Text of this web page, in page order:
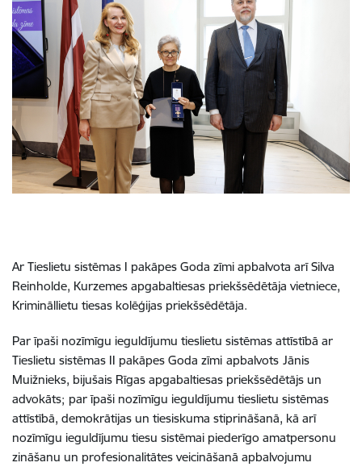
Ar Tieslietu sistēmas I pakāpes Goda zīmi apbalvota arī Silva
Reinholde, Kurzemes apgabaltiesas priekšsēdētāja vietniece,
Krimināllietu tiesas kolēģijas priekšsēdētāja.
Par īpaši nozīmīgu ieguldījumu tieslietu sistēmas attīstībā ar
Tieslietu sistēmas II pakāpes Goda zīmi apbalvots Jānis
Muižnieks, bijušais Rīgas apgabaltiesas priekšsēdētājs un
advokāts; par īpaši nozīmīgu ieguldījumu tieslietu sistēmas
attīstībā, demokrātijas un tiesiskuma stiprināšanā, kā arī
nozīmīgu ieguldījumu tiesu sistēmai piederīgo amatpersonu
zināšanu un profesionalitātes veicināšanā apbalvojumu